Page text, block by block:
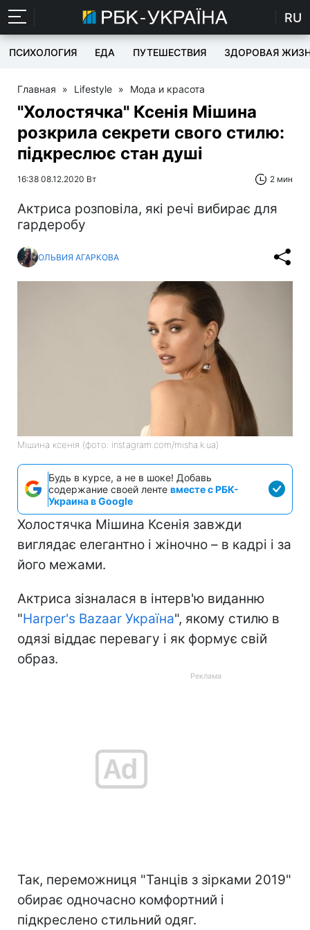
RU
ПСИХОЛОГИЯ ЕДА ПУТЕШЕСТВИЯ ЗДОРОВАЯ
Главная » Lifestyle » Мода и красота
"Холостячка" Ксенія Мішина
розкрила секрети свого стилю:
підкреслює стан душі
16:38 08.12.2020 Вт 2 мин
Актриса розповіла, які речі вибирає для
гардеробу
ОЛЬВИЯ АГАРКОВА
Мішина ксенія (фото: instagram.com/misha.k.ua)
Будь в курсе, а не в шоке! Добавь
содержание своей ленте вместе с РБК-
Украина в Google
Холостячка Мішина Ксенія завжди
виглядає елегантно і жіночно – в кадрі і за
його межами.
Актриса зізналася в інтерв'ю виданню
"Harper's Bazaar Україна", якому стилю в
одязі віддає перевагу і як формує свій
образ.
Так, переможниця "Танців з зірками 2019"
обирає одночасно комфортний і
підкреслено стильний одяг.